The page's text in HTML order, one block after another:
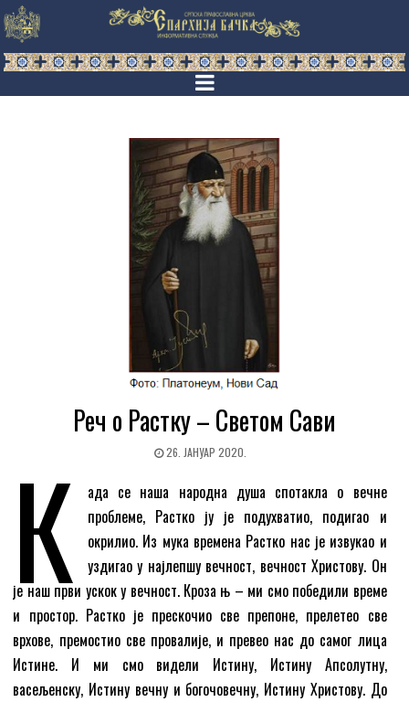
Реч о Растку – Светом Сави
26. ЈАНУАР 2020.
К
ада се наша народна душа спотакла о вечне
проблеме, Растко ју је подухватио, подигао и
окрилио. Из мука времена Растко нас је извукао и
уздигао у најлепшу вечност, вечност Христову. Он
је наш први ускок у вечност. Кроза њ – ми смо победили време
и простор. Растко је прескочио све препоне, прелетео све
врхове, премостио све провалије, и превео нас до самог лица
Истине. И ми смо видели Истину, Истину Апсолутну,
васељенску, Истину вечну и богочовечну, Истину Христову. До